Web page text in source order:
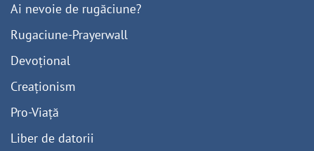
Ai nevoie de rugăciune?
Rugaciune-Prayerwall
Devoțional
Creaționism
Pro-Viață
Liber de datorii